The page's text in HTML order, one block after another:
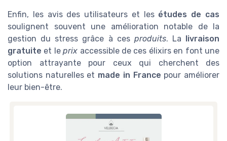
Enfin, les avis des utilisateurs et les études de cas
soulignent souvent une amélioration notable de la
gestion du stress grâce à ces produits. La
livraison
gratuite et leprix accessible de ces élixirs en font une
option attrayante pour ceux qui cherchent des
solutions naturelles et made in France pour améliorer
leur bien-être.